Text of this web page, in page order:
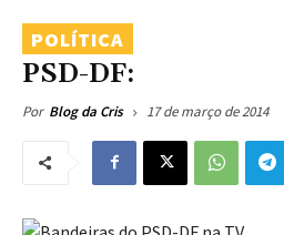
POLÍTICA
PSD-DF:
Por Blog da Cris 17 de março de 2014